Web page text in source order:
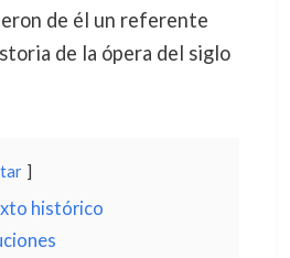
de él un referente
de la ópera del siglo
histórico